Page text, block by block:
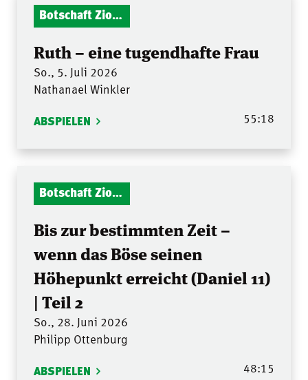
Botschaft Zionshalle
Ruth – eine tugendhafte Frau
So., 5. Juli 2026
Nathanael Winkler
ABSPIELEN 55:18
Botschaft Zionshalle
Bis zur bestimmten Zeit –
wenn das Böse seinen
Höhepunkt erreicht (Daniel 11)
| Teil 2
So., 28. Juni 2026
Philipp Ottenburg
ABSPIELEN 48:15